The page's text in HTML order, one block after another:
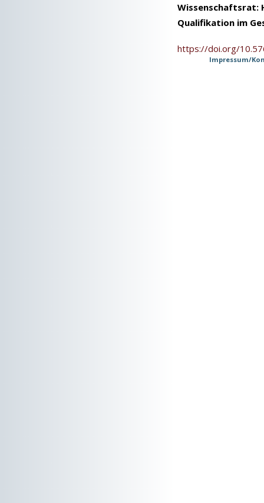
Wissenschaftsrat:
Qualifikation im
https://doi.org/
Impressum/